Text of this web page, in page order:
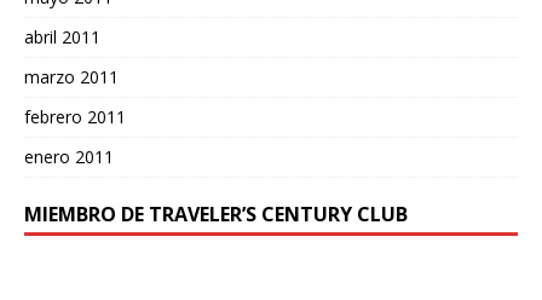
abril 2011
marzo 2011
febrero 2011
enero 2011
MIEMBRO DE TRAVELER’S CENTURY CLUB